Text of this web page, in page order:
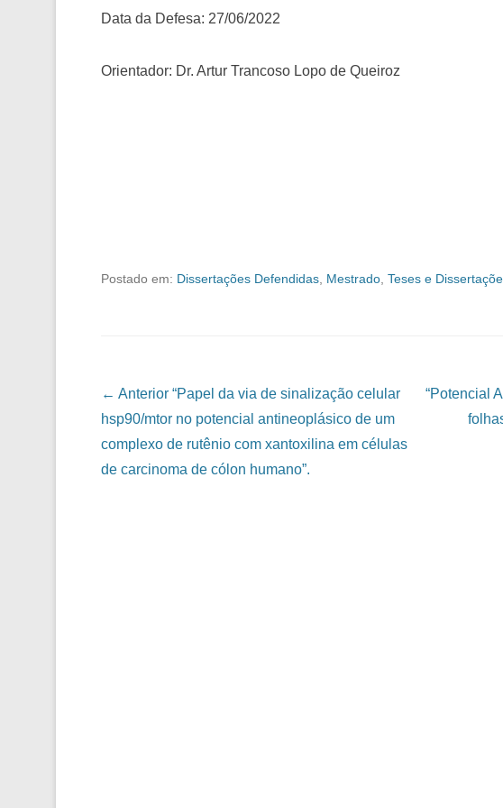
Data da Defesa: 27/06/2022
Orientador: Dr. Artur Trancoso Lopo de Queiroz
Postado em: Dissertações Defendidas Mestrado Teses e
Navegação das Postagens
← Anterior “Papel da via de sinalização celular
hsp90/mtor no potencial antineoplásico de um
complexo de rutênio com xantoxilina em células
de carcinoma de cólon humano”.
“Potencial